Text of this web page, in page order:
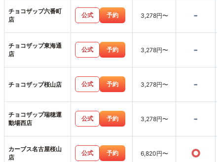
チョコザップ六番町
店
公式 予約 3,278円〜 -
チョコザップ東海通
店
公式 予約 3,278円〜 -
チョコザップ桜山店 公式 予約 3,278円〜 -
チョコザップ瑞穂運
動場西店
公式 予約 3,278円〜 -
カーブス名古屋桜山
店
公式 予約 6,820円〜 ○